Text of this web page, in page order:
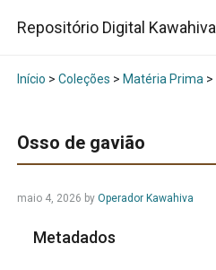
Repositório Digital Kawahiva
Início > Coleções > Matéria Prima>
Osso de gavião
maio 4, 2026 by Operador Kawahiva
Metadados